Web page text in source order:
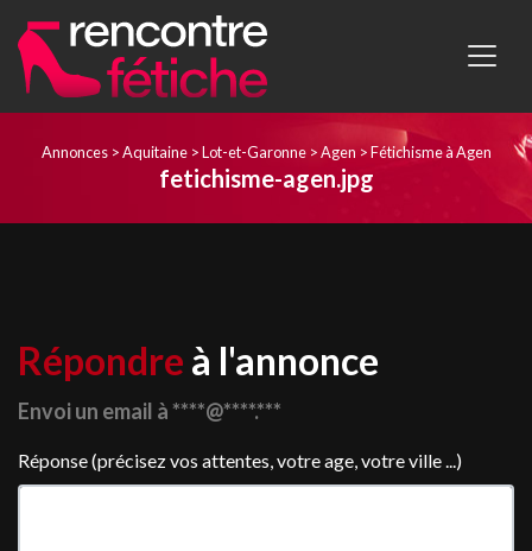
Annonces>Aquitaine>Lot-et-Garonne>Agen >Fétichisme à Agen
fetichisme-agen.jpg
Répondre à l'annonce
Envoi un email à ****@****.***
Réponse (précisez vos attentes, votre age, votre ville ...)